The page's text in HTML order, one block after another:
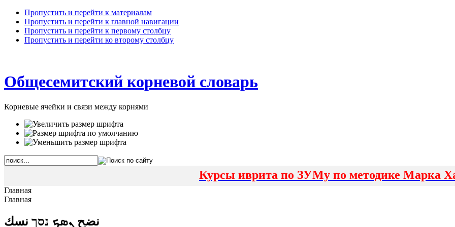
Пропустить и перейти к материалам
Пропустить и перейти к главной навигации
Пропустить и перейти к первому столбцу
Пропустить и перейти ко второму столбцу
Общесемитский корневой словарь
Корневые ячейки и связи между корнями
Курсы иврита по ЗУМу по методике Марка
Главная
Главная
نضح ܢܣܟ נסך نسك